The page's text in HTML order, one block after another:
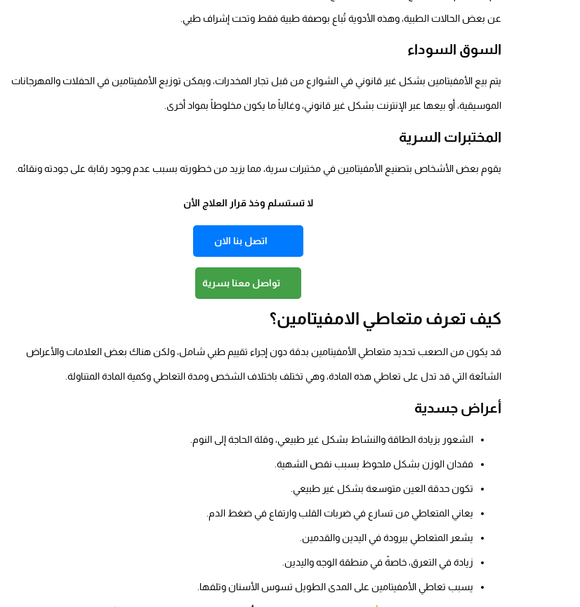
عن بعض الحالات الطبية، وهذه الأدوية تُباع بوصفة طبية فقط وتحت إشراف طبي.
السوق السوداء
يتم بيع الأمفيتامين بشكل غير قانوني في الشوارع من قبل تجار المخدرات، ويمكن توزيع الأمفيتامين في الحفلات والمهرجانات
الموسيقية، أو بيعها عبر الإنترنت بشكل غير قانوني، وغالباً ما يكون مخلوطاً بمواد أخرى.
المختبرات السرية
يقوم بعض الأشخاص بتصنيع الأمفيتامين في مختبرات سرية، مما يزيد من خطورته بسبب عدم وجود رقابة على جودته ونقائه.
لا تستسلم وخذ قرار العلاج الأن
اتصل بنا الان
تواصل معنا بسرية
كيف تعرف متعاطي الامفيتامين؟
قد يكون من الصعب تحديد متعاطي الأمفيتامين بدقة دون إجراء تقييم طبي شامل، ولكن هناك بعض العلامات والأعراض
الشائعة التي قد تدل على تعاطي هذه المادة، وهي تختلف باختلاف الشخص ومدة التعاطي وكمية المادة المتناولة.
أعراض جسدية
الشعور بزيادة الطاقة والنشاط بشكل غير طبيعي، وقلة الحاجة إلى النوم.
فقدان الوزن بشكل ملحوظ بسبب نقص الشهية.
تكون حدقة العين متوسعة بشكل غير طبيعي.
يعاني المتعاطي من تسارع في ضربات القلب وارتفاع في ضغط الدم.
يشعر المتعاطي ببرودة في اليدين والقدمين.
زيادة في التعرق، خاصةً في منطقة الوجه واليدين.
يسبب تعاطي الأمفيتامين على المدى الطويل تسوس الأسنان وتلفها.